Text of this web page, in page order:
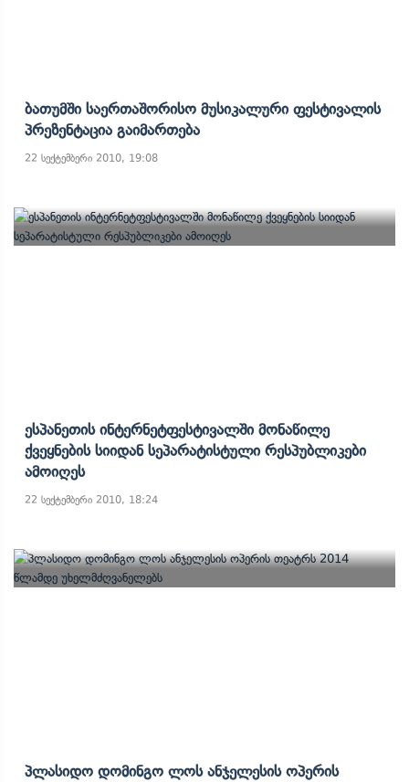
Ბათუმში Საერთაშორისო Მუსიკალური Ფესტივალის
Პრეზენტაცია Გაიმართება
22 სექტემბერი 2010, 19:08
Ესპანეთის Ინტერნეტფესტივალში Მონაწილე
Ქვეყნების Სიიდან Სეპარატისტული Რესპუბლიკები
Ამოიღეს
22 სექტემბერი 2010, 18:24
Პლასიდო Დომინგო Ლოს Ანჯელესის Ოპერის